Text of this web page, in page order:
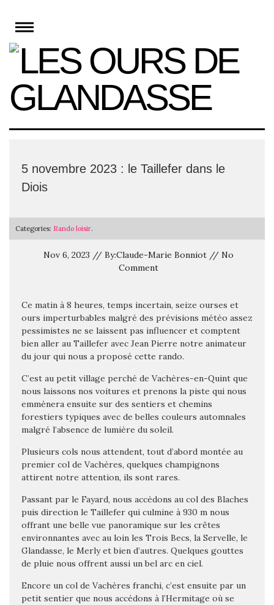
content
5 novembre 2023 : le Taillefer dans le
Diois
Categories: Rando loisir.
Nov 6, 2023 // By:Claude-Marie Bonniot // No
Comment
Ce matin à 8 heures, temps incertain, seize ourses et
ours imperturbables malgré des prévisions météo assez
pessimistes ne se laissent pas influencer et comptent
bien aller au Taillefer avec Jean Pierre notre animateur
du jour qui nous a proposé cette rando.
C’est au petit village perché de Vachères-en-Quint que
nous laissons nos voitures et prenons la piste qui nous
emmènera ensuite sur des sentiers et chemins
forestiers typiques avec de belles couleurs automnales
malgré l’absence de lumière du soleil.
Plusieurs cols nous attendent, tout d’abord montée au
premier col de Vachères, quelques champignons
attirent notre attention, ils sont rares.
Passant par le Fayard, nous accédons au col des Blaches
puis direction le Taillefer qui culmine à 930 m nous
offrant une belle vue panoramique sur les crêtes
environnantes avec au loin les Trois Becs, la Servelle, le
Glandasse, le Merly et bien d’autres. Quelques gouttes
de pluie nous offrent aussi un bel arc en ciel.
Encore un col de Vachères franchi, c’est ensuite par un
petit sentier que nous accédons à l’Hermitage où se